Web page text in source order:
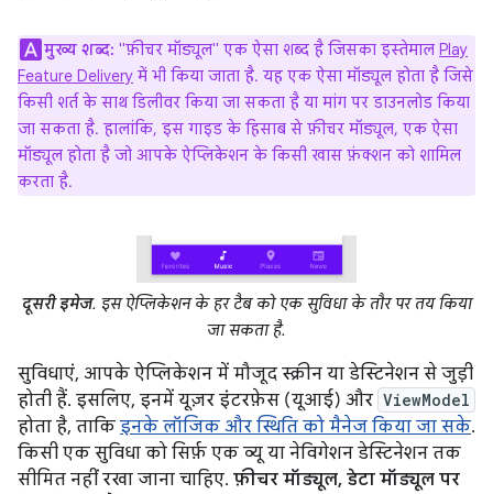
मुख्य शब्द: "फ़ीचर मॉड्यूल" एक ऐसा शब्द है जिसका इस्तेमाल Play
Feature Delivery में भी किया जाता है. यह एक ऐसा मॉड्यूल होता है जिसे
किसी शर्त के साथ डिलीवर किया जा सकता है या मांग पर डाउनलोड किया
जा सकता है. हालांकि, इस गाइड के हिसाब से फ़ीचर मॉड्यूल, एक ऐसा
मॉड्यूल होता है जो आपके ऐप्लिकेशन के किसी खास फ़ंक्शन को शामिल
करता है.
दूसरी इमेज. इस ऐप्लिकेशन के हर टैब को एक सुविधा के तौर पर तय किया
जा सकता है.
सुविधाएं, आपके ऐप्लिकेशन में मौजूद स्क्रीन या डेस्टिनेशन से जुड़ी
होती हैं. इसलिए, इनमें यूज़र इंटरफ़ेस (यूआई) और ViewModel
होता है, ताकि इनके लॉजिक और स्थिति को मैनेज किया जा सके.
किसी एक सुविधा को सिर्फ़ एक व्यू या नेविगेशन डेस्टिनेशन तक
सीमित नहीं रखा जाना चाहिए. फ़ीचर मॉड्यूल, डेटा मॉड्यूल पर